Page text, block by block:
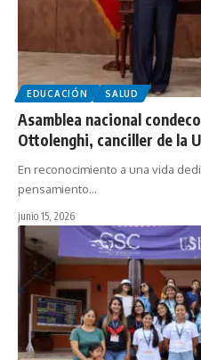
EDUCACIÓN SALUD
Asamblea nacional
Ottolenghi, canciller de la
En reconocimiento a una vida
pensamiento…
junio 15, 2026